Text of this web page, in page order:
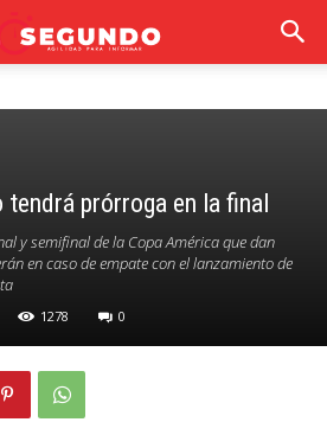
tendrá prórroga en la final
y semifinal de la Copa América que dan
en caso de empate con el lanzamiento de
1278 0